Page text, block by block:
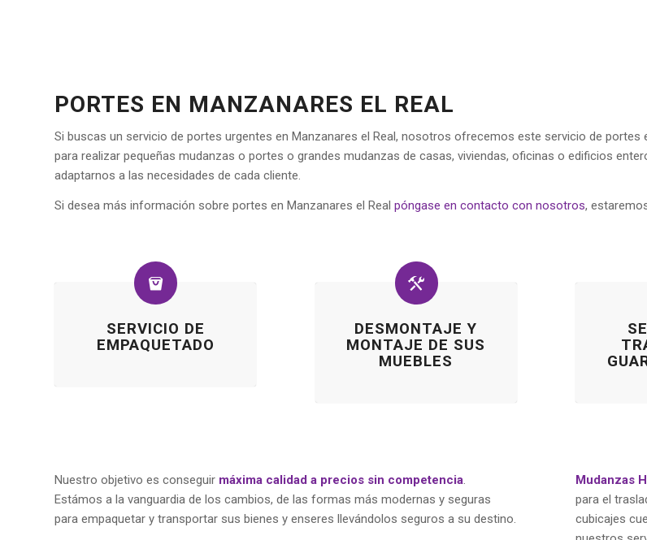
PORTES EN MANZANARES EL REAL
Si buscas un servicio de portes urgentes en Manzanares el Real, nosotros ofrecemos este servicio de
para realizar pequeñas mudanzas o portes o grandes mudanzas de casas, viviendas, oficinas o edificios
adaptarnos a las necesidades de cada cliente.
Si desea más información sobre portes en Manzanares el Real póngase en contacto con nosotros,
SERVICIO DE
EMPAQUETADO
DESMONTAJE Y
MONTAJE DE SUS
MUEBLES
Nuestro objetivo es conseguir máxima calidad a precios sin competencia
Estámos a la vanguardia de los cambios, de las formas más modernas y seguras
para empaquetar y transportar sus bienes y enseres llevándolos seguros a su destino.
Mudanzas
para el
cubicajes